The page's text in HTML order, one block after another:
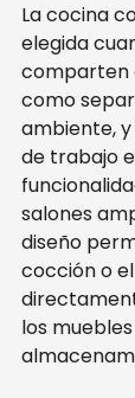
La cocina
elegida
comparten
como
ambiente,
de trabajo
salones
diseño
cocción o
los